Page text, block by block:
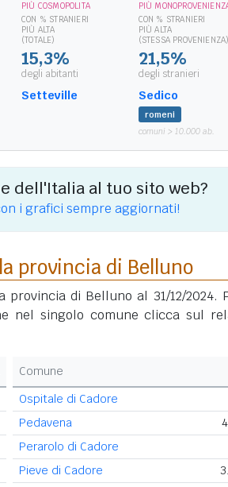
PIÙ COSMOPOLITA
CON % STRANIERI
PIÙ ALTA
(TOTALE)
15,3%
degli abitanti
Setteville
PIÙ
CON % STRANIERI
PIÙ ALTA
(STESSA
21,5%
degli stranieri
Sedico
romeni
comuni > 10.000 ab.
dell'Italia al tuo sito web?
i grafici sempre aggiornati!
provincia di Belluno
provincia di Belluno al 31/12/2024.
nel singolo comune clicca sul
Comune
Ospitale di Cadore
Pedavena
Perarolo di Cadore
Pieve di Cadore